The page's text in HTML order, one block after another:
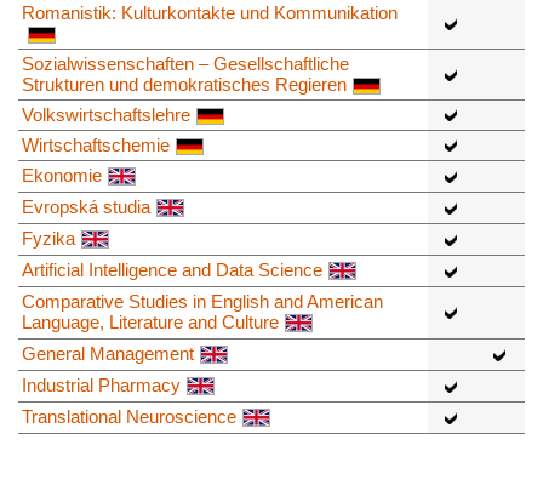
Romanistik: Kulturkontakte und Kommunikation
Sozialwissenschaften – Gesellschaftliche
Strukturen und demokratisches Regieren
Volkswirtschaftslehre
Wirtschaftschemie
Ekonomie
Evropská studia
Fyzika
Artificial Intelligence and Data Science
Comparative Studies in English and American
Language, Literature and Culture
General Management
Industrial Pharmacy
Translational Neuroscience